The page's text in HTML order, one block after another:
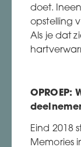
doet.
opstelling
Als je dat
OPROEP:
Eind 2018
Memories